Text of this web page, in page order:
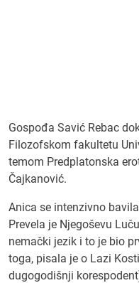
Gospođa Savić Rebac
Filozofskom fakultetu
temom Predplatonska
Čajkanović.
Anica se intenzivno
Prevela je Njegoševu
nemački jezik i to je bio
toga, pisala je o Lazi
dugogodišnji